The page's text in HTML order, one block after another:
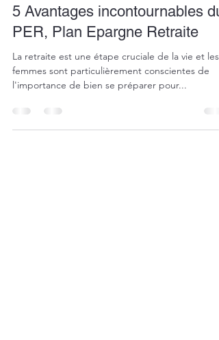
17 oct. 2023
2 min de lecture
5 Avantages incontournables du
PER, Plan Epargne Retraite
La retraite est une étape cruciale de la vie et les
femmes sont particulièrement conscientes de
l'importance de bien se préparer pour...